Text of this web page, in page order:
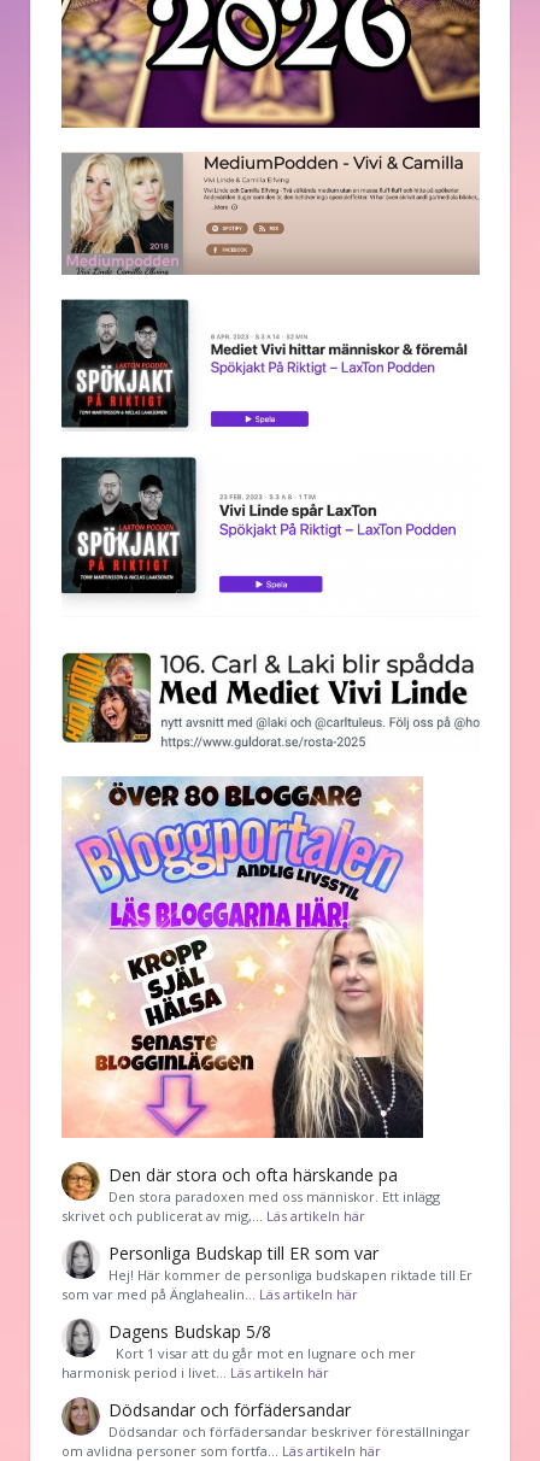
Den där stora och ofta härskande pa
Den stora paradoxen med oss människor. Ett inlägg
skrivet och publicerat av mig,… Läs artikeln här
Personliga Budskap till ER som var
Hej! Här kommer de personliga budskapen riktade till Er
som var med på Änglahealin… Läs artikeln här
Dagens Budskap 5/8
Kort 1 visar att du går mot en lugnare och mer
harmonisk period i livet… Läs artikeln här
Dödsandar och förfädersandar
Dödsandar och förfädersandar beskriver föreställningar
om avlidna personer som fortfa… Läs artikeln här